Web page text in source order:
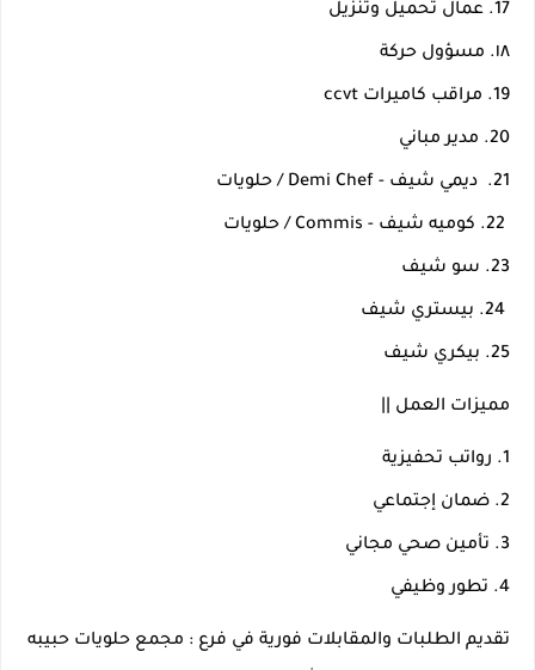
17. عمال تحميل وتنزيل
١٨. مسؤول حركة
19. مراقب كاميرات ccvt
20. مدير مباني
21.  ديمي شيف - Demi Chef / حلويات
23. سو شيف
25. بيكري شيف
مميزات العمل ||
1. رواتب تحفيزية
2. ضمان إجتماعي
3. تأمين صحي مجاني
4. تطور وظيفي